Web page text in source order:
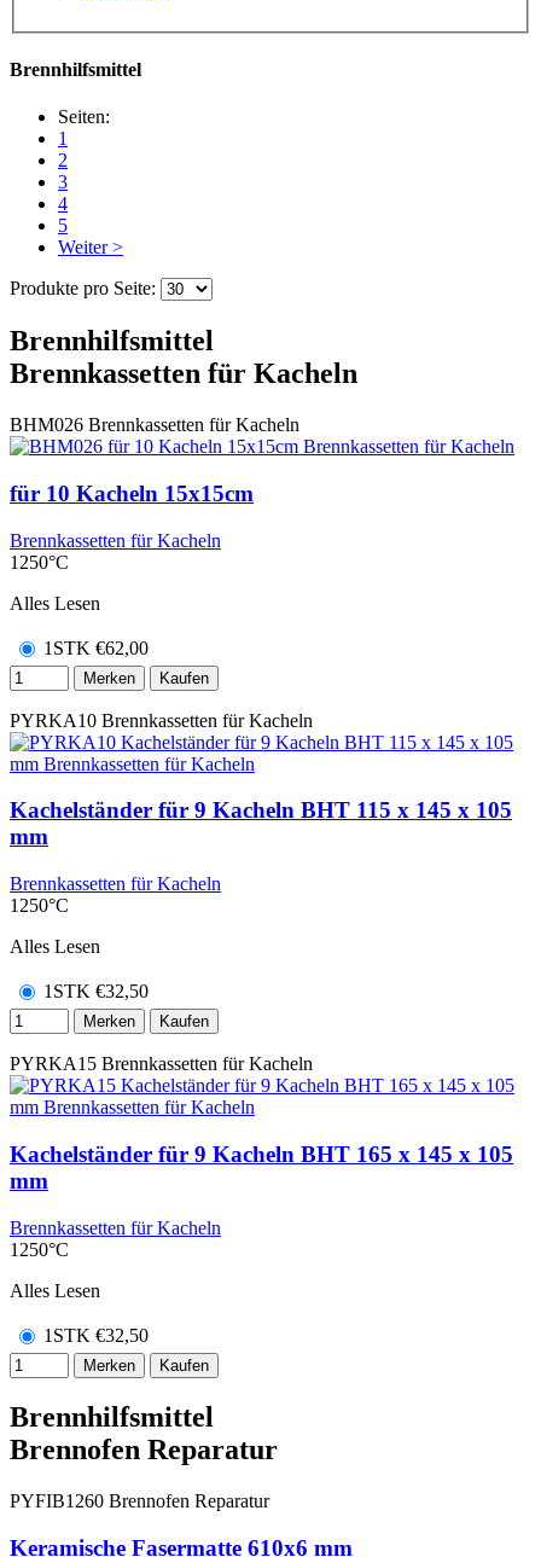
Brennhilfsmittel
Seiten:
1
2
3
4
5
Weiter >
Produkte pro Seite:
Brennhilfsmittel
Brennkassetten für Kacheln
BHM026 Brennkassetten für Kacheln
für 10 Kacheln 15x15cm
Brennkassetten für Kacheln
1250°C
Alles Lesen
1STK €62,00
Merken Kaufen
PYRKA10 Brennkassetten für Kacheln
Kachelständer für 9 Kacheln BHT 115 x 145 x 105
mm
Brennkassetten für Kacheln
1250°C
Alles Lesen
1STK €32,50
Merken Kaufen
PYRKA15 Brennkassetten für Kacheln
Kachelständer für 9 Kacheln BHT 165 x 145 x 105
mm
Brennkassetten für Kacheln
1250°C
Alles Lesen
1STK €32,50
Merken Kaufen
Brennhilfsmittel
Brennofen Reparatur
PYFIB1260 Brennofen Reparatur
Keramische Fasermatte 610x6 mm